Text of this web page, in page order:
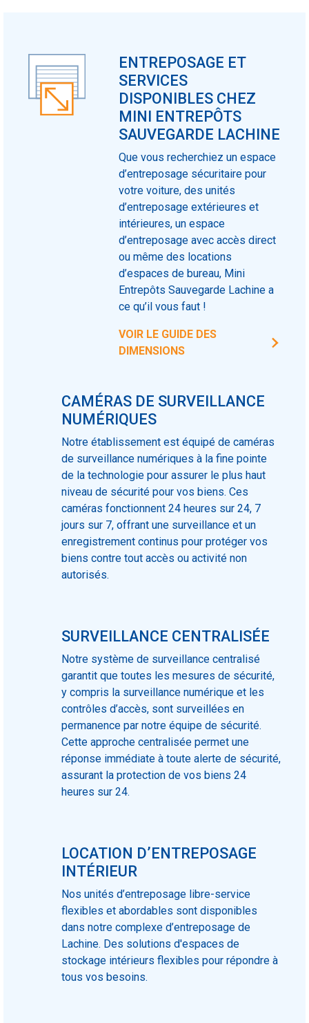
ENTREPOSAGE ET
SERVICES
DISPONIBLES CHEZ
MINI ENTREPÔTS
SAUVEGARDE LACHINE
Que vous recherchiez un espace
d’entreposage sécuritaire pour
votre voiture, des unités
d’entreposage extérieures et
intérieures, un espace
d’entreposage avec accès direct
ou même des locations
d’espaces de bureau, Mini
Entrepôts Sauvegarde Lachine a
ce qu’il vous faut !
VOIR LE GUIDE DES
DIMENSIONS
CAMÉRAS DE SURVEILLANCE
NUMÉRIQUES
Notre établissement est équipé de caméras
de surveillance numériques à la fine pointe
de la technologie pour assurer le plus haut
niveau de sécurité pour vos biens. Ces
caméras fonctionnent 24 heures sur 24, 7
jours sur 7, offrant une surveillance et un
enregistrement continus pour protéger vos
biens contre tout accès ou activité non
autorisés.
SURVEILLANCE CENTRALISÉE
Notre système de surveillance centralisé
garantit que toutes les mesures de sécurité,
y compris la surveillance numérique et les
contrôles d’accès, sont surveillées en
permanence par notre équipe de sécurité.
Cette approche centralisée permet une
réponse immédiate à toute alerte de sécurité,
assurant la protection de vos biens 24
heures sur 24.
LOCATION D’ENTREPOSAGE
INTÉRIEUR
Nos unités d’entreposage libre-service
flexibles et abordables sont disponibles
dans notre complexe d’entreposage de
Lachine. Des solutions d'espaces de
stockage intérieurs flexibles pour répondre à
tous vos besoins.